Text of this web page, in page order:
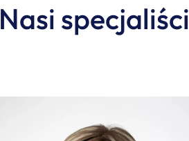
Nasi specjaliści